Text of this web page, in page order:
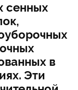
сенных
в
Эти